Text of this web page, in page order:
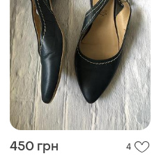
450 грн 4